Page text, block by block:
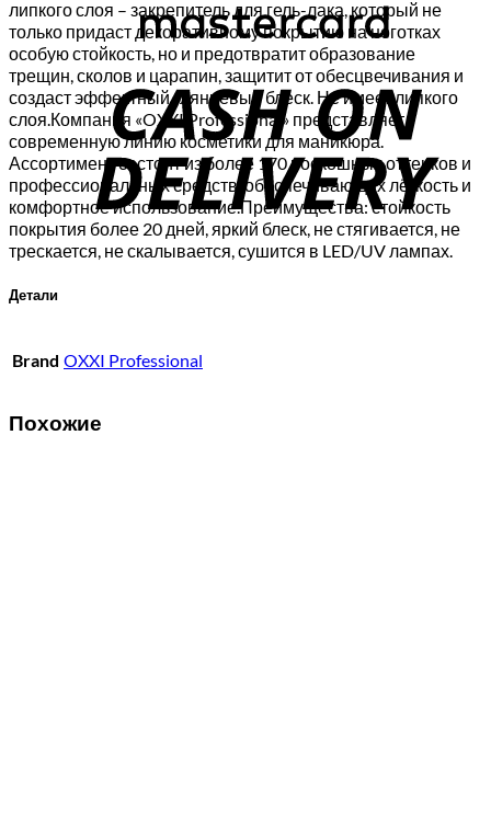
липкого слоя – закрепитель для гель-лака, который не
только придаст декоративному покрытию на ноготках
особую стойкость, но и предотвратит образование
трещин, сколов и царапин, защитит от обесцвечивания и
создаст эффектный глянцевый блеск. Не имеет липкого
слоя.Компания «OXXI Professional» представляет
современную линию косметики для маникюра.
Ассортимент состоит из более 170 роскошных оттенков и
профессиональных средств, обеспечивающих лёгкость и
комфортное использование.Преимущества: стойкость
покрытия более 20 дней, яркий блеск, не стягивается, не
трескается, не скалывается, сушится в LED/UV лампах.
Детали
Brand OXXI Professional
Похожие